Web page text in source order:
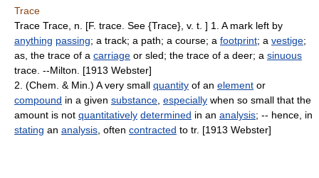
Trace
Trace Trace, n. [F. trace. See {Trace}, v. t. ] 1. A mark left by
anything passing; a track; a path; a course; a footprint; a vestige;
as, the trace of a carriage or sled; the trace of a deer; a sinuous
trace. --Milton. [1913 Webster]
2. (Chem. & Min.) A very small quantity of an element or
compound in a given substance especially when so small that the
amount is not quantitatively determined in an analysis; -- hence, in
stating an analysis , often contracted to tr. [1913 Webster]